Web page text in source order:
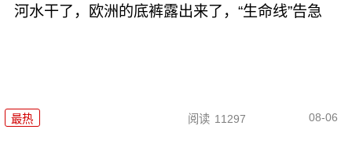
河水干了，欧洲的底裤露出来了，“生命线”告急
最热 阅读 11297 08-06